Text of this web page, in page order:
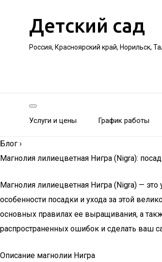
Детский сад
Россия, Красноярский край, Норильск,
Услуги и цены График работы
Блог ›
Магнолия лилиецветная Нигра (Nigra):
Магнолия лилиецветная Нигра (Nigra) —
особенности посадки и ухода за этой
основных правилах ее выращивания, а
распространенных ошибок и сделать ваш
Описание магнолии Нигра